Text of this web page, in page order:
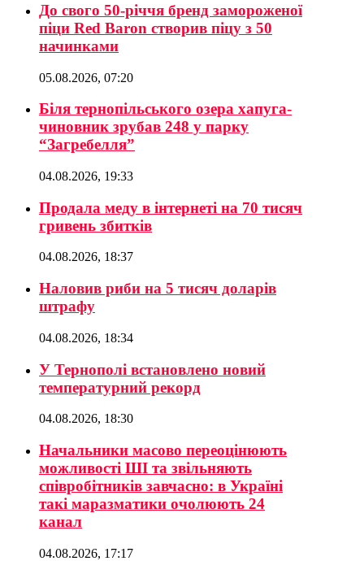
До свого 50-річчя бренд замороженої
піци Red Baron створив піцу з 50
начинками
05.08.2026, 07:20
Біля тернопільського озера хапуга-
чиновник зрубав 248 у парку
“Загребелля”
04.08.2026, 19:33
Продала меду в інтернеті на 70 тисяч
гривень збитків
04.08.2026, 18:37
Наловив риби на 5 тисяч доларів
штрафу
04.08.2026, 18:34
У Тернополі встановлено новий
температурний рекорд
04.08.2026, 18:30
Начальники масово переоцінюють
можливості ШІ та звільняють
співробітників завчасно: в Україні
такі маразматики очолюють 24
канал
04.08.2026, 17:17